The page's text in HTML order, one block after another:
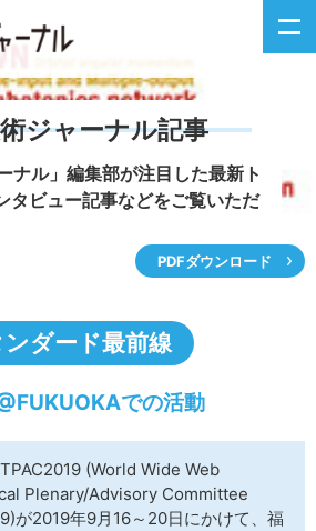
新着情報
掲載月毎記事
ベントカレンダー
問い合わせ
サイトマップ
ジャーナル記事
ナル」編集部が注目した最新ト
タビュー記事などをご覧いただ
PDFダウンロード
ダード最前線
での活動
(World Wide Web
Plenary/Advisory Committee
が2019年9月16～20日にかけて、福